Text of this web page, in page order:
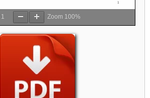
1 Zoom 100%